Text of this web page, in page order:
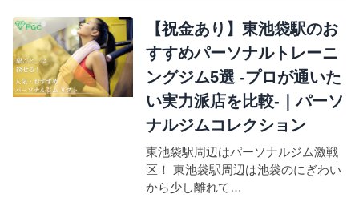
【祝金あり】東池袋駅のお
すすめパーソナルトレーニ
ングジム5選 -プロが通いた
い実力派店を比較-｜パーソ
ナルジムコレクション
東池袋駅周辺はパーソナルジム激戦
区！ 東池袋駅周辺は池袋のにぎわい
から少し離れて…